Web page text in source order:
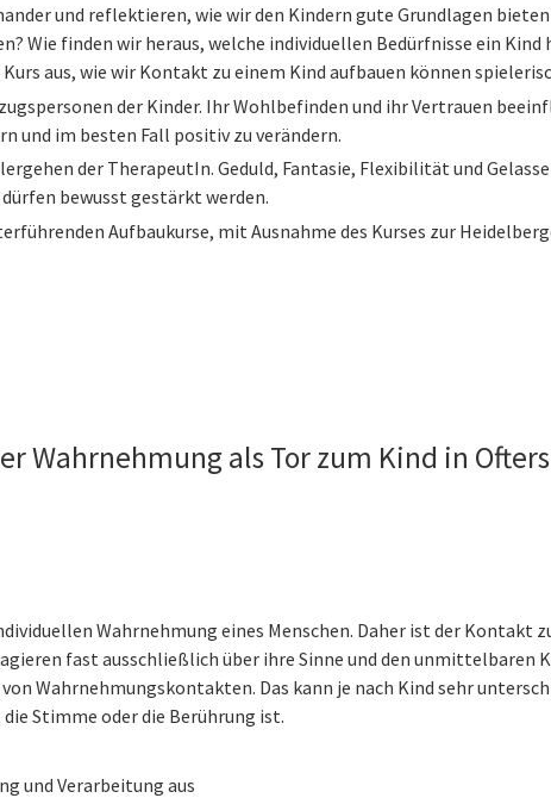
und reflektieren, wie wir den Kindern gute Grundlagen
Wie finden wir heraus, welche individuellen Bedürfnisse ein Kind
aus, wie wir Kontakt zu einem Kind aufbauen können
der Kinder. Ihr Wohlbefinden und ihr Vertrauen
und im besten Fall positiv zu verändern.
der TherapeutIn. Geduld, Fantasie, Flexibilität und
bewusst gestärkt werden.
Aufbaukurse, mit Ausnahme des Kurses zur
Wahrnehmung als Tor zum Kind in
Wahrnehmung eines Menschen. Daher ist der Kontakt
fast ausschließlich über ihre Sinne und den
Wahrnehmungskontakten. Das kann je nach Kind sehr
Stimme oder die Berührung ist.
und Verarbeitung aus